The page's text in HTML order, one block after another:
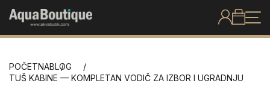
POČETNABLOG
TUŠ KABINE — KOMPLETAN VODIČ ZA IZBOR I UGRADNJU